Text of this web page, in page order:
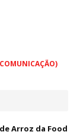
Arroz da Food